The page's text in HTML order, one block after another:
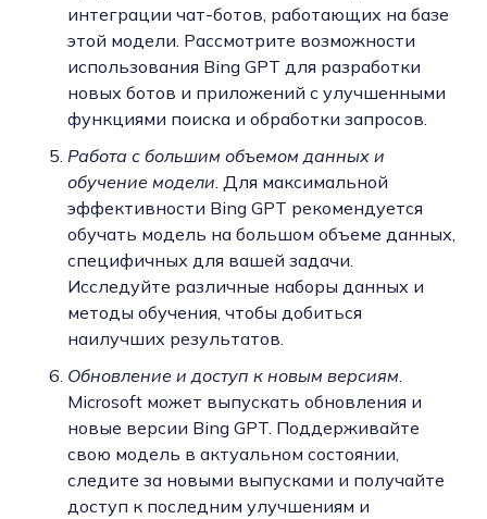
интеграции чат-ботов, работающих на базе
этой модели. Рассмотрите возможности
использования Bing GPT для разработки
новых ботов и приложений с улучшенными
функциями поиска и обработки запросов.
Работа с большим объемом данных и
обучение модели . Для максимальной
эффективности Bing GPT рекомендуется
обучать модель на большом объеме данных,
специфичных для вашей задачи.
Исследуйте различные наборы данных и
методы обучения, чтобы добиться
наилучших результатов.
Обновление и доступ к новым версиям
Microsoft может выпускать обновления и
новые версии Bing GPT. Поддерживайте
свою модель в актуальном состоянии,
следите за новыми выпусками и получайте
доступ к последним улучшениям и